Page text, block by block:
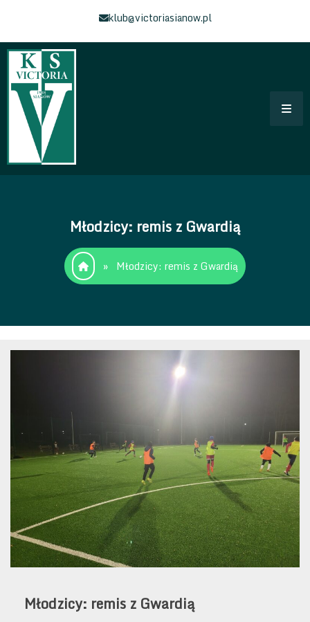
klub@victoriasianow.pl
Młodzicy: remis z Gwardią
» Młodzicy: remis z Gwardią
Młodzicy: remis z Gwardią